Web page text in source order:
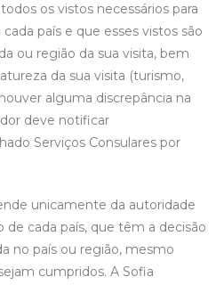
os vistos necessários para
país e que esses vistos são
ou região da sua visita, bem
da sua visita (turismo,
alguma discrepância na
deve notificar
Serviços Consulares por
unicamente da autoridade
de cada país, que têm a decisão
no país ou região, mesmo
cumpridos. A Sofia